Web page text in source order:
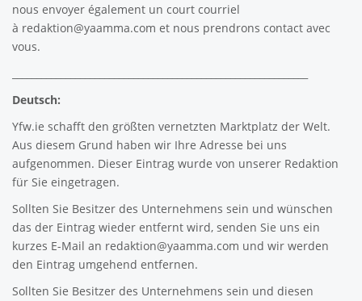
nous envoyer également un court courriel
à redaktion@yaamma.com et nous prendrons contact avec
vous.
Deutsch:
Yfw.ie schafft den größten vernetzten Marktplatz der Welt.
Aus diesem Grund haben wir Ihre Adresse bei uns
aufgenommen. Dieser Eintrag wurde von unserer Redaktion
für Sie eingetragen.
Sollten Sie Besitzer des Unternehmens sein und wünschen
das der Eintrag wieder entfernt wird, senden Sie uns ein
kurzes E-Mail an redaktion@yaamma.com und wir werden
den Eintrag umgehend entfernen.
Sollten Sie Besitzer des Unternehmens sein und diesen